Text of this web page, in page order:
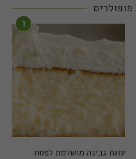
1
עוגת גבינה מושלמת לפסח